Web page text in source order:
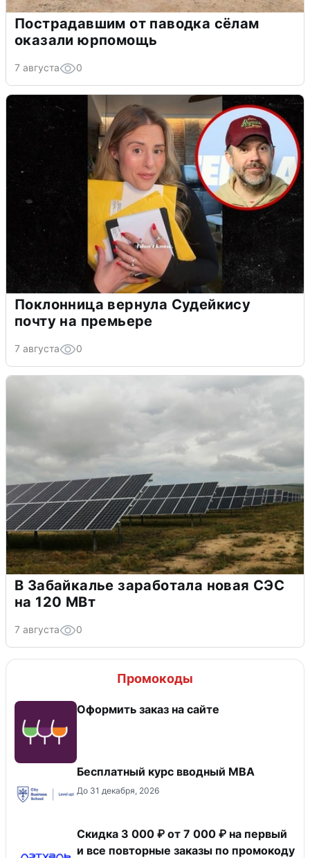
Пострадавшим от паводка сёлам
оказали юрпомощь
7 августа 0
Поклонница вернула Судейкису
почту на премьере
7 августа 0
В Забайкалье заработала новая СЭС
на 120 МВт
7 августа 0
Промокоды
Оформить заказ на сайте
Бесплатный курс вводный МВА
До 31 декабря, 2026
Скидка 3 000 ₽ от 7 000 ₽ на первый
и все повторные заказы по промокоду